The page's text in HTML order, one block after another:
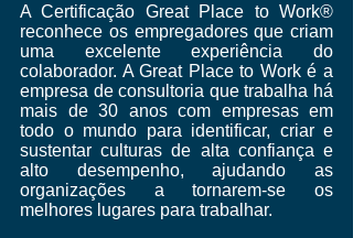
A Certificação Great Place to Work®
reconhece os empregadores que criam
uma excelente experiência do
colaborador. A Great Place to Work é a
empresa de consultoria que trabalha há
mais de 30 anos com empresas em
todo o mundo para identificar, criar e
sustentar culturas de alta confiança e
alto desempenho, ajudando as
organizações a tornarem-se os
melhores lugares para trabalhar.